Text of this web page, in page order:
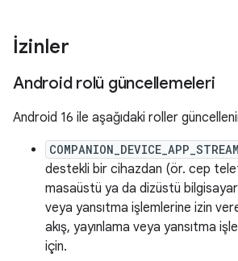
İzinler
Android rolü güncellemeleri
Android 16 ile aşağıdaki roller
destekli bir cihazdan (ör. cep
masaüstü ya da dizüstü
veya yansıtma işlemlerine izin
akış, yayınlama veya yansıtma
için.